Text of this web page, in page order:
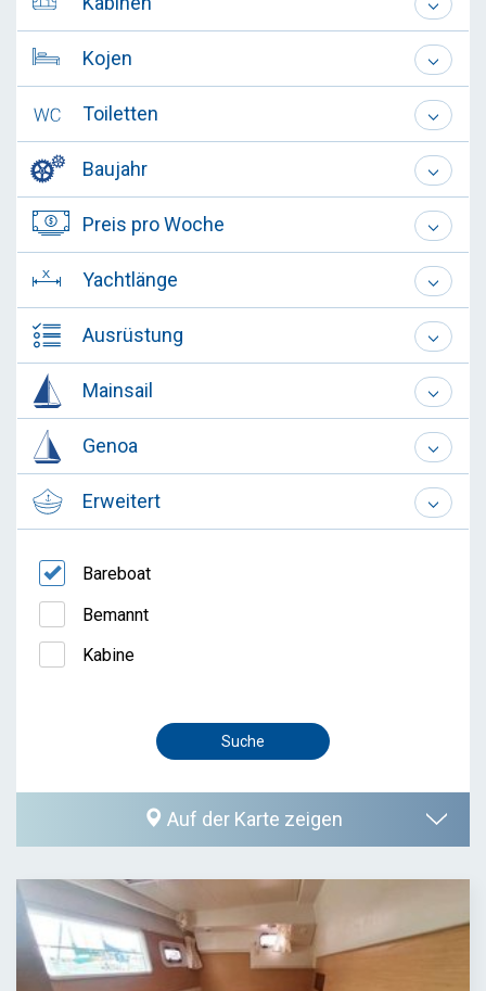
Kojen
Toiletten
Baujahr
Preis pro Woche
Yachtlänge
Ausrüstung
Mainsail
Genoa
Erweitert
Bareboat
Bemannt
Kabine
Auf der Karte zeigen